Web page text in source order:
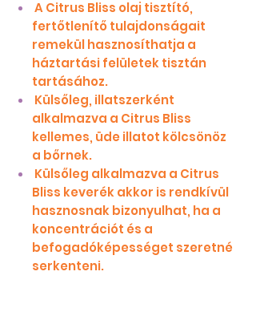
A Citrus Bliss olaj tisztító,
fertőtlenítő tulajdonságait
remekül hasznosíthatja a
háztartási felületek tisztán
tartásához.
Külsőleg, illatszerként
alkalmazva a Citrus Bliss
kellemes, üde illatot kölcsönöz
a bőrnek.
Külsőleg alkalmazva a Citrus
Bliss keverék akkor is rendkívül
hasznosnak bizonyulhat, ha a
koncentrációt és a
befogadóképességet szeretné
serkenteni.